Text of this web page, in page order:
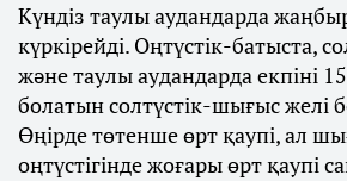
Күндіз таулы аудандарда
күркірейді. Оңтүстік-батыста,
және таулы аудандарда екпіні
болатын солтүстік-шығыс желі
Өңірде төтенше өрт қаупі, ал
оңтүстігінде жоғары өрт қаупі